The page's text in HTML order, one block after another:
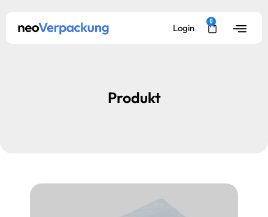
Login
0
Produkt